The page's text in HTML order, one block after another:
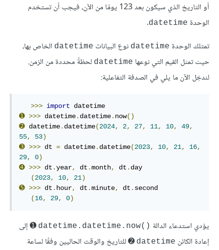
أو التاريخ الذي سيكون بعد 123 يومًا من الآن، فيجب أن تستخدم
الوحدة datetime
.
تمتلك الوحدة datetime نوع البيانات datetime الخاص بها،
حيث تمثل القيم التي نوعها datetime لحظةً محددة من الزمن.
لندخِل الآن ما يلي في الصدفة التفاعلية:
>>> import
➊ >>> datetime. datetime. now()
➋ datetime. datetime(2024, 2, 27, 11, 10, 49,
55, 53)
➌ >>> dt = datetime. datetime(2023, 10, 21, 16,
29, 0)
➍ >>> dt .year, dt .month, dt . day
(2023, 10, 21)
➎ >>> dt . hour, dt .minute, dt . second
(16, 29, 0)
يؤدي استدعاء الدالة datetime.datetime.now()‎ ➊ إلى
إعادة الكائن datetime ➋ للتاريخ والوقت الحاليين وفقًا لساعة